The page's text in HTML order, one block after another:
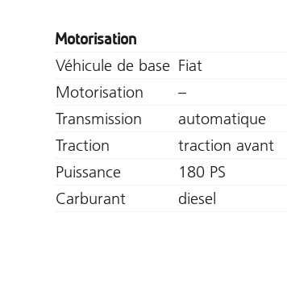
Motorisation
Véhicule de base Fiat
Motorisation
–
Transmission
automatique
Traction
traction avant
Puissance
180 PS
Carburant
diesel